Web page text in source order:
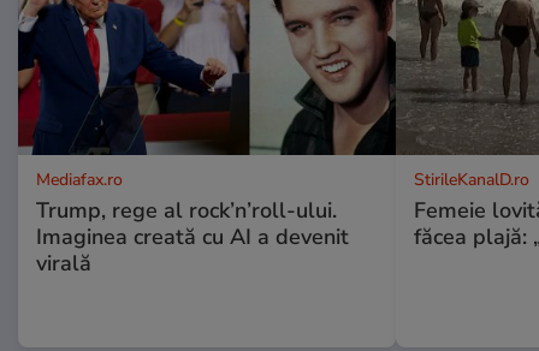
Mediafax.ro
Trump, rege al rock’n’roll-ului.
Imaginea creată cu AI a devenit
virală
StirileKanalD.ro
Femeie
făcea plajă: